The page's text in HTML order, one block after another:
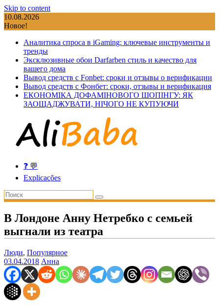
Skip to content
10.08.2026
Новое!
Аналитика спроса в iGaming: ключевые инструменты и
тренды
Эксклюзивные обои Darfarben стиль и качество для
вашего дома
Вывод средств с Fonbet: сроки и отзывы о верификации
Вывод средств с Фонбет: сроки, отзывы и верификация
ЕКОНОМІКА ДОФАМІНОВОГО ШОПІНГУ: ЯК
ЗАОЩАДЖУВАТИ, НІЧОГО НЕ КУПУЮЧИ
❓ 💬
Explicações
В Лондоне Анну Нетребко с семьей
выгнали из театра
Люди, Популярное
03.04.2018 Анна